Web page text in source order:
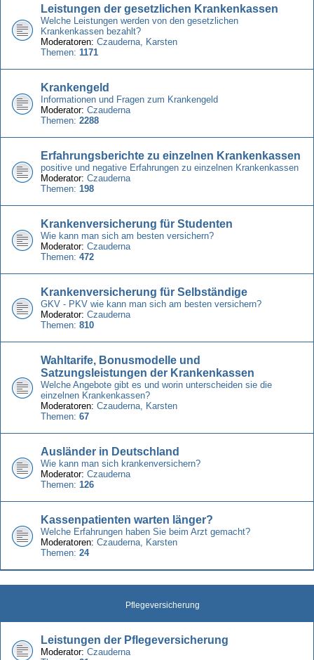
Leistungen der gesetzlichen Krankenkassen
Welche Leistungen werden von den gesetzlichen
Krankenkassen bezahlt?
Moderatoren: Czauderna, Karsten
Themen: 1171
Krankengeld
Informationen und Fragen zum Krankengeld
Moderator: Czauderna
Themen: 2288
Erfahrungsberichte zu einzelnen Krankenkassen
positive und negative Erfahrungen zu einzelnen Krankenkassen
Moderator: Czauderna
Themen: 198
Krankenversicherung für Studenten
Wie kann man sich am besten versichern?
Moderator: Czauderna
Themen: 472
Krankenversicherung für Selbständige
GKV - PKV wie kann man sich am besten versichern?
Moderator: Czauderna
Themen: 810
Wahltarife, Bonusmodelle und
Satzungsleistungen der Krankenkassen
Welche Angebote gibt es und worin unterscheiden sie die
einzelnen Krankenkassen?
Moderatoren: Czauderna, Karsten
Themen: 67
Ausländer in Deutschland
Wie kann man sich krankenversichern?
Moderator: Czauderna
Themen: 126
Kassenpatienten warten länger?
Welche Erfahrungen haben Sie beim Arzt gemacht?
Moderatoren: Czauderna, Karsten
Themen: 24
Pflegeversicherung
Leistungen der Pflegeversicherung
Moderator: Czauderna